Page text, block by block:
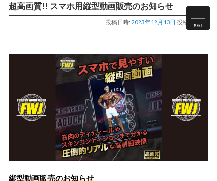
超高画質!! スマホ用縦型動画販売のお知らせ
投稿日時:2023年12月13日 投稿者:staff
縦型動画販売のお知らせ